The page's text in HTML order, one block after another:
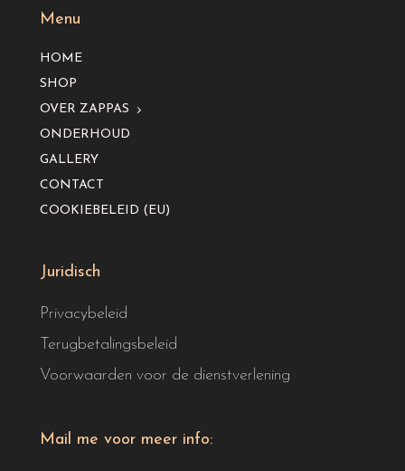
Menu
HOME
SHOP
OVER ZAPPAS
ONDERHOUD
GALLERY
CONTACT
COOKIEBELEID (EU)
Juridisch
Privacybeleid
Terugbetalingsbeleid
Voorwaarden voor de dienstverlening
Mail me voor meer info: